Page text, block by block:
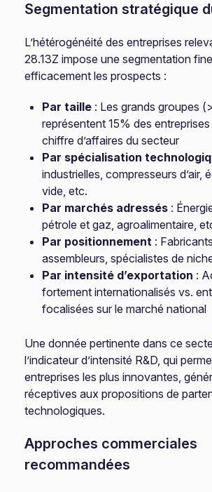
Segmentation stratégique
L’hétérogénéité des entreprises
28.13Z impose une segmentation
efficacement les prospects :
Par taille : Les grands groupes
représentent 15% des
chiffre d’affaires du secteur
Par spécialisation
industrielles, compresseurs d’air,
vide, etc.
Par marchés adressés :
pétrole et gaz, agroalimentaire,
Par positionnement :
assembleurs, spécialistes de
Par intensité d’exportation :
fortement internationalisés vs.
focalisées sur le marché national
Une donnée pertinente dans ce
l’indicateur d’intensité R&D, qui
entreprises les plus innovantes,
réceptives aux propositions de
technologiques.
Approches commerciales
recommandées